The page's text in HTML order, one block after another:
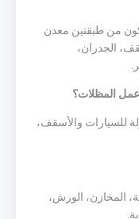
من طبقتين معدن
الجدران،
للسيارات والأسقف،
المخازن، الورش،